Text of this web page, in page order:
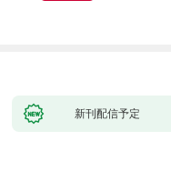
新刊配信予定